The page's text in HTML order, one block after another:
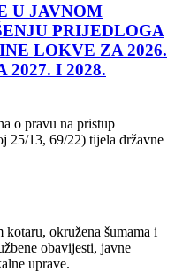
U JAVNOM
PRIJEDLOGA
LOKVE ZA 2026.
2027. I 2028.
o pravu na pristup
25/13, 69/22) tijela državne
okružena šumama i
obavijesti, javne
uprave.